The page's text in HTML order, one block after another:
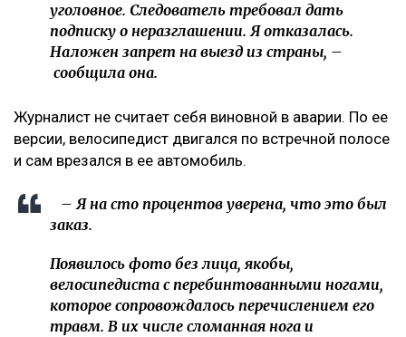
уголовное. Следователь требовал дать
подписку о неразглашении. Я отказалась.
Наложен запрет на выезд из страны, –
сообщила она.
Журналист не считает себя виновной в аварии. По ее
версии, велосипедист двигался по встречной полосе
и сам врезался в ее автомобиль.
– Я на сто процентов уверена, что это был
заказ.
Появилось фото без лица, якобы,
велосипедиста с перебинтованными ногами,
которое сопровождалось перечислением его
травм. В их числе сломанная нога и